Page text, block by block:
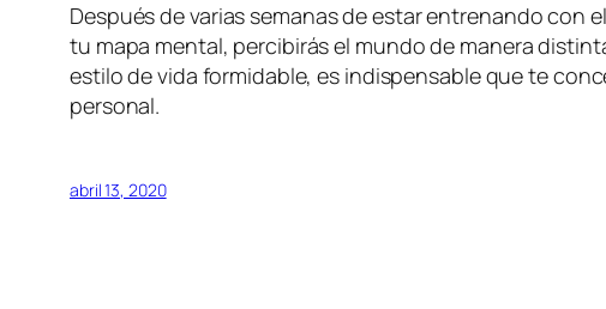
Después de varias semanas de estar entrenando con
tu mapa mental, percibirás el mundo de manera
estilo de vida formidable, es indispensable que te
personal.
abril 13, 2020